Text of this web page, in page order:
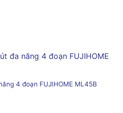
4 đoạn FUJIHOME ML45B